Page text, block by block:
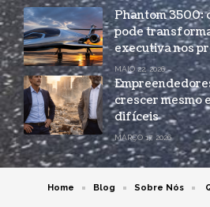
Phantom 3500:
pode
executiva nos
MAIO 22, 2026
crescer mesmo
difíceis
MARÇO 17, 2026
Home Blog Sobre Nós